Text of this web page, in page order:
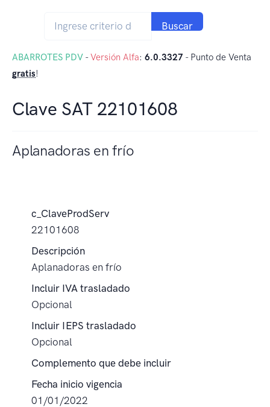
Buscar
ABARROTES PDV -Versión Alfa: 6.0.3327 - Punto de Venta
gratis!
Clave SAT 22101608
Aplanadoras en frío
c_ClaveProdServ
22101608
Descripción
Aplanadoras en frío
Incluir IVA trasladado
Opcional
Incluir IEPS trasladado
Opcional
Complemento que debe incluir
Fecha inicio vigencia
01/01/2022